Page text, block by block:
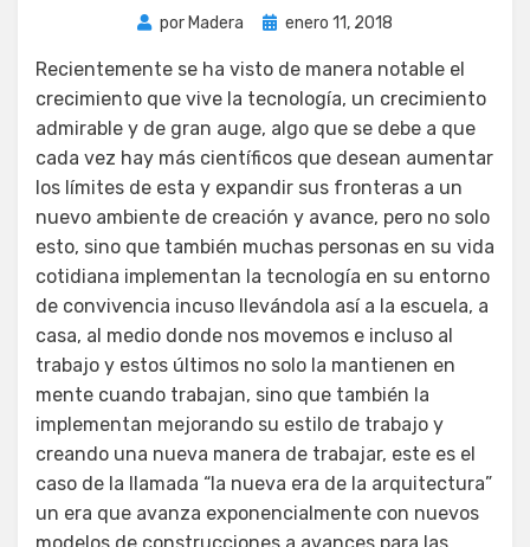
por Madera
Publicada
enero 11, 2018
Recientemente se ha visto de manera notable el
crecimiento que vive la tecnología, un crecimiento
admirable y de gran auge, algo que se debe a que
cada vez hay más científicos que desean aumentar
los límites de esta y expandir sus fronteras a un
nuevo ambiente de creación y avance, pero no solo
esto, sino que también muchas personas en su vida
cotidiana implementan la tecnología en su entorno
de convivencia incuso llevándola así a la escuela, a
casa, al medio donde nos movemos e incluso al
trabajo y estos últimos no solo la mantienen en
mente cuando trabajan, sino que también la
implementan mejorando su estilo de trabajo y
creando una nueva manera de trabajar, este es el
caso de la llamada “la nueva era de la arquitectura”
un era que avanza exponencialmente con nuevos
modelos de construcciones a avances para las